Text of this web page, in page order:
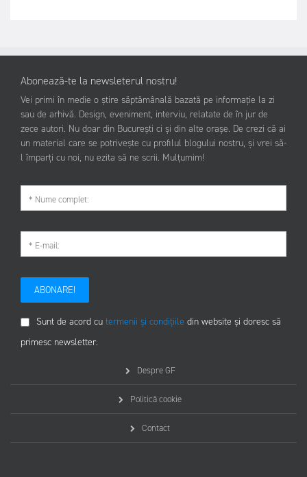
Abonează-te la newsleterul nostru!
Vei primi în medie o știre săptămânală bazată pe informație la zi
sau de arhivă. Design, eveniment, interviu, relatate de în jur de
zece autori. Nu doar din București ci și din alte orașe. De crezi că ai
un material care se potrivește cu profilul blogului nostru, și vrei să-
l împarți cu noi, nu ezita să ne scrii. Mulțumim!
ABONARE!
Sunt de acord cu termenii și condițiile din website și doresc să
primesc newsletter.
Despre GF
Politică cookie
Contact